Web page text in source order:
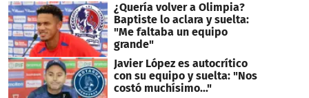
¿Quería volver a Olimpia?
Baptiste lo aclara y suelta:
"Me faltaba un equipo
grande"
Javier López es autocrítico
con su equipo y suelta: "Nos
costó muchísimo..."